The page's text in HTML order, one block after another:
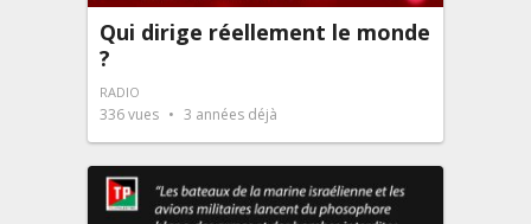
Qui dirige réellement le monde
?
RADIO
336vues 3 années déjà